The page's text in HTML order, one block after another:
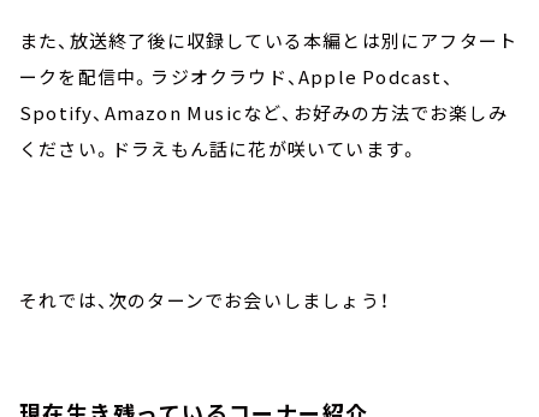
また、放送終了後に収録している本編とは別にアフタート
ークを配信中。ラジオクラウド、Apple Podcast、
Spotify、Amazon Musicなど、お好みの方法でお楽しみ
ください。ドラえもん話に花が咲いています。
それでは、次のターンでお会いしましょう！